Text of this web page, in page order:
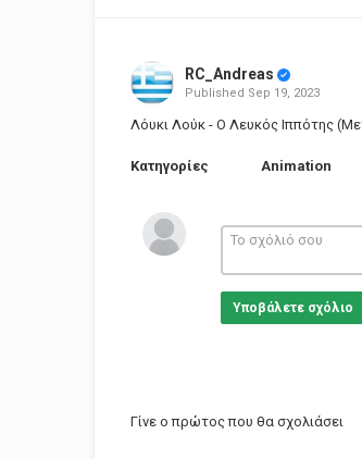
RC_Andreas
Published Sep 19, 2023
Λόυκι Λούκ - Ο Λευκός Ιππότης
Κατηγορίες Animation
Υποβάλετε σχόλιο
Γίνε ο πρώτος που θα σχολιάσει